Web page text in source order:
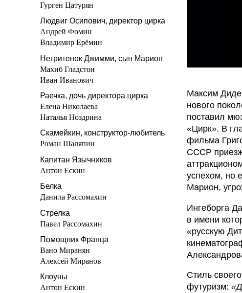
Гурген Цатурян
Людвиг Осипович, директор цирка
Андрей Фомин
Владимир Ерёмин
Негритенок Джимми, сын Марион
Махиб Гладстон
Иван Иванович
Раечка, дочь директора цирка
Елена Николаева
Наталья Ноздрина
Скамейкин, конструктор-любитель
Роман Шаляпин
Капитан Язычников
Антон Ескин
Белка
Данила Рассомахин
Стрелка
Павел Рассомахин
Помощник Франца
Вано Миранян
Алексей Миранов
Клоуны
Антон Ескин
Максим
нового
поставил
«Цирк». В
фильма
СССР
успехом, но
Марион,
Ингеборга
в имени
«русскую
Стиль
футуризм: